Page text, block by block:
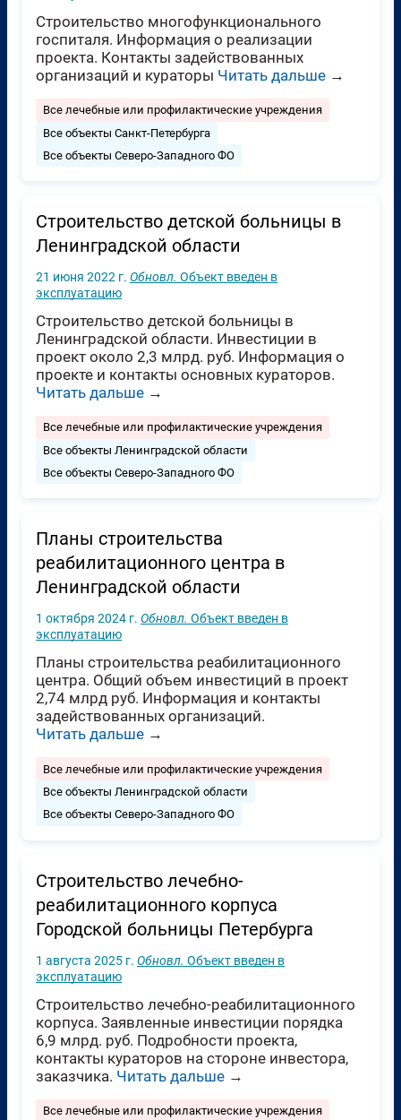
Строительство многофункционального
госпиталя. Информация о реализации
проекта. Контакты задействованных
организаций и кураторы Читать дальше →
Все лечебные или профилактические учреждения
Все объекты Санкт-Петербурга
Все объекты Северо-Западного ФО
Cтроительство детской больницы в
Ленинградской области
21 июня 2022 г. Обновл. Объект введен в
эксплуатацию
Cтроительство детской больницы в
Ленинградской области. Инвестиции в
проект около 2,3 млрд. руб. Информация о
проекте и контакты основных кураторов.
Читать дальше →
Все лечебные или профилактические учреждения
Все объекты Ленинградской области
Все объекты Северо-Западного ФО
Планы строительства
реабилитационного центра в
Ленинградской области
1 октября 2024 г. Обновл. Объект введен в
эксплуатацию
Планы строительства реабилитационного
центра. Общий объем инвестиций в проект
2,74 млрд руб. Информация и контакты
задействованных организаций.
Читать дальше →
Все лечебные или профилактические учреждения
Все объекты Ленинградской области
Все объекты Северо-Западного ФО
Строительство лечебно-
реабилитационного корпуса
Городской больницы Петербурга
1 августа 2025 г. Обновл. Объект введен в
эксплуатацию
Строительство лечебно-реабилитационного
корпуса. Заявленные инвестиции порядка
6,9 млрд. руб. Подробности проекта,
контакты кураторов на стороне инвестора,
заказчика. Читать дальше →
Все лечебные или профилактические учреждения